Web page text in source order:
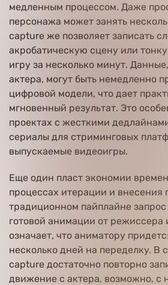
медленным процессом. Даже
персонажа может занять
capture же позволяет записать
акробатическую сцену или
игру за несколько минут.
актера, могут быть немедленно
цифровой модели, что дает
мгновенный результат. Это
проектах с жесткими
сериалы для стриминговых
выпускаемые видеоигры.
Еще один пласт экономии
процессах итерации и внесения
традиционном пайплайне
готовой анимации от режиссера
означает, что аниматору
несколько дней на переделку. В
capture достаточно повторно
движение с актера, возможно, с